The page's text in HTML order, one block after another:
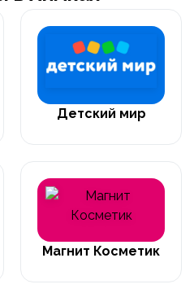
Детский мир
Магнит Косметик